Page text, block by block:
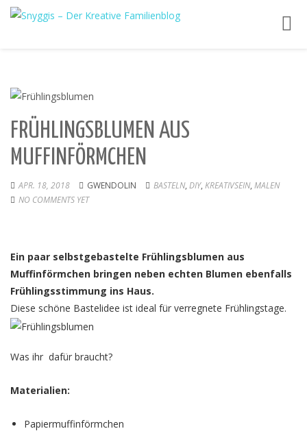
FRÜHLINGSBLUMEN AUS
MUFFINFÖRMCHEN
APR. 18, 2018 GWENDOLIN BASTELN, DIY, KREATIVSEIN, MALEN
NO COMMENTS YET
Ein paar selbstgebastelte Frühlingsblumen aus
Muffinförmchen bringen neben echten Blumen ebenfalls
Frühlingsstimmung ins Haus.
Diese schöne Bastelidee ist ideal für verregnete Frühlingstage.
Was ihr dafür braucht?
Materialien:
Papiermuffinförmchen